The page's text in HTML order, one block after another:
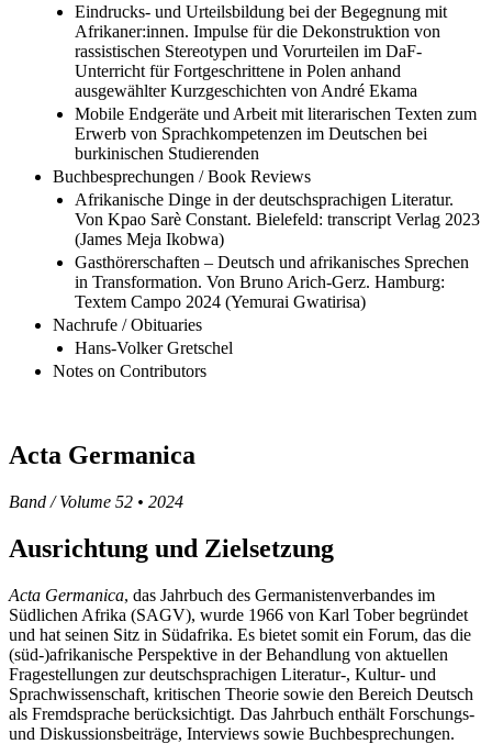
Eindrucks- und Urteilsbildung bei der Begegnung mit
Afrikaner:innen. Impulse für die Dekonstruktion von
rassistischen Stereotypen und Vorurteilen im DaF-
Unterricht für Fortgeschrittene in Polen anhand
ausgewählter Kurzgeschichten von André Ekama
Mobile Endgeräte und Arbeit mit literarischen Texten zum
Erwerb von Sprachkompetenzen im Deutschen bei
burkinischen Studierenden
Buchbesprechungen / Book Reviews
Afrikanische Dinge in der deutschsprachigen Literatur.
Von Kpao Sarè Constant. Bielefeld: transcript Verlag 2023
(James Meja Ikobwa)
Gasthörerschaften – Deutsch und afrikanisches Sprechen
in Transformation. Von Bruno Arich-Gerz. Hamburg:
Textem Campo 2024 (Yemurai Gwatirisa)
Nachrufe / Obituaries
Hans-Volker Gretschel
Notes on Contributors
Acta Germanica
Band / Volume 52 • 2024
Ausrichtung und Zielsetzung
Acta Germanica, das Jahrbuch des Germanistenverbandes im
Südlichen Afrika (SAGV), wurde 1966 von Karl Tober begründet
und hat seinen Sitz in Südafrika. Es bietet somit ein Forum, das die
(süd-)afrikanische Perspektive in der Behandlung von aktuellen
Fragestellungen zur deutschsprachigen Literatur-, Kultur- und
Sprachwissenschaft, kritischen Theorie sowie den Bereich Deutsch
als Fremdsprache berücksichtigt. Das Jahrbuch enthält Forschungs-
und Diskussionsbeiträge, Interviews sowie Buchbesprechungen.